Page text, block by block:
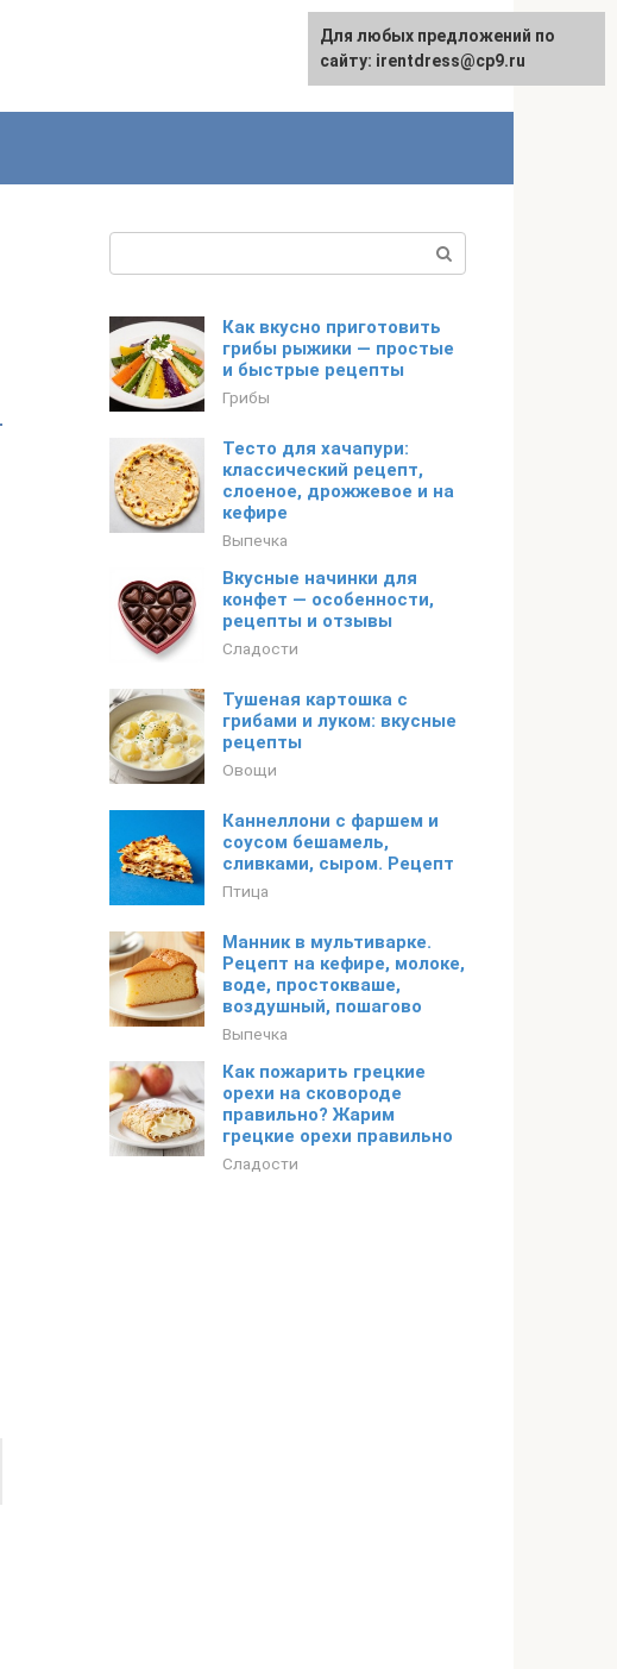
Как вкусно приготовить
грибы рыжики — простые
и быстрые рецепты
Грибы
Тесто для хачапури:
классический рецепт,
слоеное, дрожжевое и на
кефире
Выпечка
Вкусные начинки для
конфет — особенности,
рецепты и отзывы
Сладости
Тушеная картошка с
грибами и луком: вкусные
рецепты
Овощи
Каннеллони с фаршем и
соусом бешамель,
сливками, сыром. Рецепт
Птица
Манник в мультиварке.
Рецепт на кефире, молоке,
воде, простокваше,
воздушный, пошагово
Выпечка
Как пожарить грецкие
орехи на сковороде
правильно? Жарим
грецкие орехи правильно
Сладости
Для любых предложений по
сайту: irentdress@cp9.ru